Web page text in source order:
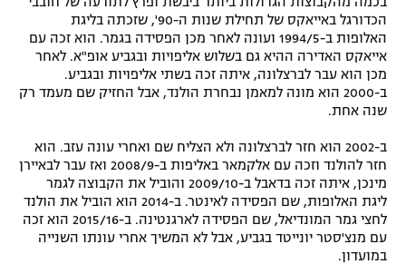
הכדורגל באייאקס של תחילת שנות ה-90', שזכתה בליגת
האלופות ב-1994/5 ועונה לאחר מכן הפסידה בגמר. הוא זכה עם
אייאקס האדירה ההיא גם בשלוש אליפויות ובגביע אופ"א. לאחר
מכן הוא עבר לברצלונה, איתה זכה בשתי אליפויות ובגביע.
ב-2000 הוא מונה למאמן נבחרת הולנד, אבל החזיק שם מעמד רק
שנה אחת.
ב-2002 הוא חזר לברצלונה ולא הצליח שם ואחרי עונה עזב. הוא
חזר להולנד וזכה עם אלקמאר באליפות ב-2008/9 ואז עבר לבאיירן
מינכן, איתה זכה בדאבל ב-2009/10 והוביל את הקבוצה לגמר
ליגת האלופות, שם הפסידה לאינטר. ב-2014 הוא הוביל את הולנד
לחצי גמר המונדיאל, שם הפסידה לארגנטינה. ב-2015/16 הוא זכה
עם מנצ'סטר יונייטד בגביע, אבל לא המשיך אחרי עונתו השנייה
במועדון.